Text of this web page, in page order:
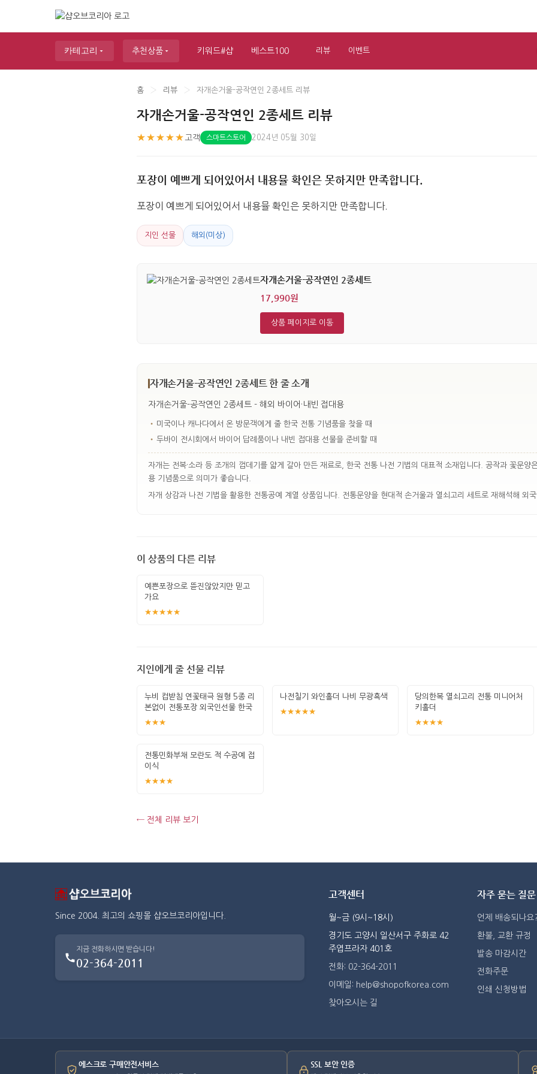
카테고리 추천상품 키워드#샵 베스트100 리뷰 이벤트
홈 › 리뷰 › 자개손거울-공작연인 2종세트 리뷰
자개손거울-공작연인 2종세트 리뷰
★★★★★ 고객 스마트스토어 2024년 05월 30일
포장이 예쁘게 되어있어서 내용뮬 확인은 못하지만 만족합니다.
포장이 예쁘게 되어있어서 내용뮬 확인은 못하지만 만족합니다.
지인 선물 해외(미상)
자개손거울-공작연인 2종세트
17,990원
상품 페이지로 이동
자개손거울-공작연인 2종세트 한 줄 소개
자개손거울-공작연인 2종세트 - 해외 바이어·내빈 접대용
• 미국이나 캐나다에서 온 방문객에게 줄 한국 전통 기념품을 찾을 때
• 두바이 전시회에서 바이어 답례품이나 내빈 접대용 선물을 준비할 때
자개는 전복·소라 등 조개의 껍데기를 얇게 갈아 만든 재료로, 한국 전통 나전 기법의 대표적 소재입니다. 공작과 꽃문양
용 기념품으로 의미가 좋습니다.
자개 상감과 나전 기법을 활용한 전통공예 계열 상품입니다. 전통문양을 현대적 손거울과 열쇠고리 세트로 재해석해 외
이 상품의 다른 리뷰
예쁜포장으로 뜯진않았지만 믿고
가요
★★★★★
지인에게 줄 선물 리뷰
누비 컵받침 연꽃태극 원형 5종 리
본없이 전통포장 외국인선물 한국
기념
★★★
나전칠기 와인홀더 나비 무광흑색
★★★★★
당의한복 열쇠고리 전통 미니어처
키홀더
★★★★
전통민화부채 모란도 적 수공예 접
이식
★★★★
← 전체 리뷰 보기
Since 2004. 최고의 쇼핑몰 샵오브코리아입니다.
지금 전화하시면 받습니다!
02-364-2011
고객센터
월~금 (9시~18시)
경기도 고양시 일산서구 주화로 42
주엽프라자 401호
전화: 02-364-2011
이메일: help@shopofkorea.com
찾아오시는 길
자주 묻는 질문
언제 배송되나요
환불, 교환 규정
발송 마감시간
전화주문
인쇄 신청방법
에스크로 구매안전서비스 SSL 보안 인증